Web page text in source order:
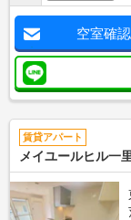
空室確認
賃貸アパート
メイユールヒル一